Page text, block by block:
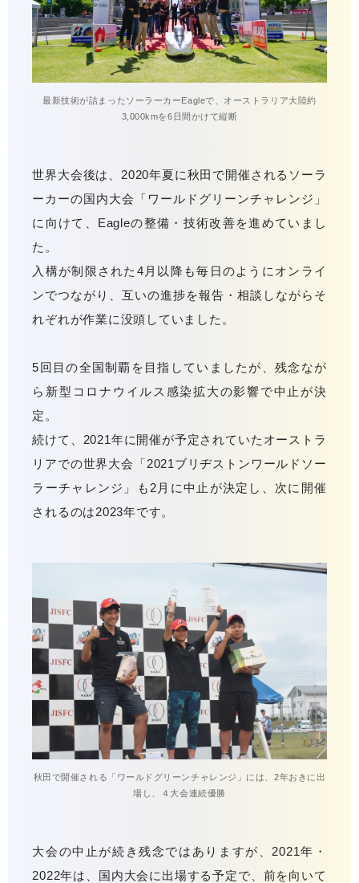
最新技術が詰まったソーラーカーEagleで、オーストラリア大陸約
3,000kmを6日間かけて縦断
世界大会後は、2020年夏に秋田で開催されるソーラ
ーカーの国内大会「ワールドグリーンチャレンジ」
に向けて、Eagleの整備・技術改善を進めていまし
た。
入構が制限された4月以降も毎日のようにオンライ
ンでつながり、互いの進捗を報告・相談しながらそ
れぞれが作業に没頭していました。
5回目の全国制覇を目指していましたが、残念なが
ら新型コロナウイルス感染拡大の影響で中止が決
定。
続けて、2021年に開催が予定されていたオーストラ
リアでの世界大会「2021ブリヂストンワールドソー
ラーチャレンジ」も2月に中止が決定し、次に開催
されるのは2023年です。
秋田で開催される「ワールドグリーンチャレンジ」には、2年おきに出
場し、４大会連続優勝
大会の中止が続き残念ではありますが、2021年・
2022年は、国内大会に出場する予定で、前を向いて